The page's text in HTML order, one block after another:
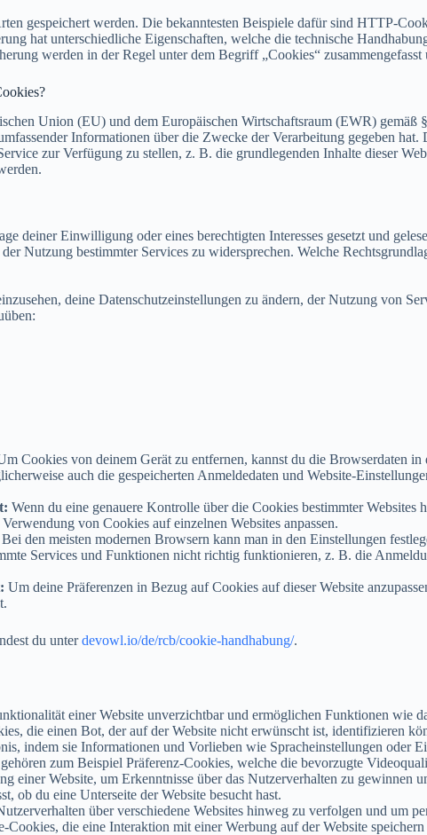
gespeichert werden. Die bekanntesten Beispiele dafür sind HTTP-
hat unterschiedliche Eigenschaften, welche die technische
werden in der Regel unter dem Begriff „Cookies“
Union (EU) und dem Europäischen Wirtschaftsraum (EWR)
Informationen über die Zwecke der Verarbeitung gegeben
zur Verfügung zu stellen, z. B. die grundlegenden Inhalte dieser
deiner Einwilligung oder eines berechtigten Interesses gesetzt und
Nutzung bestimmter Services zu widersprechen. Welche
deine Datenschutzeinstellungen zu ändern, der Nutzung von
Cookies von deinem Gerät zu entfernen, kannst du die Browserdaten
auch die gespeicherten Anmeldedaten und Website-
Wenn du eine genauere Kontrolle über die Cookies bestimmter
von Cookies auf einzelnen Websites anpassen.
Bei den meisten modernen Browsern kann man in den Einstellungen
Services und Funktionen nicht richtig funktionieren, z. B. die
Um deine Präferenzen in Bezug auf Cookies auf dieser Website
du unterdevowl.io/de/rcb/cookie-handhabung/.
einer Website unverzichtbar und ermöglichen Funktionen wie
die einen Bot, der auf der Website nicht erwünscht ist, identifizieren
indem sie Informationen und Vorlieben wie Spracheinstellungen oder
zum Beispiel Präferenz-Cookies, welche die bevorzugte
einer Website, um Erkenntnisse über das Nutzerverhalten zu
ob du eine Unterseite der Website besucht hast.
über verschiedene Websites hinweg zu verfolgen und um
die eine Interaktion mit einer Werbung auf der Website